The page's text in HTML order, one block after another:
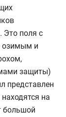
Это поля с
озимым и
защиты)
представлен
на
большой